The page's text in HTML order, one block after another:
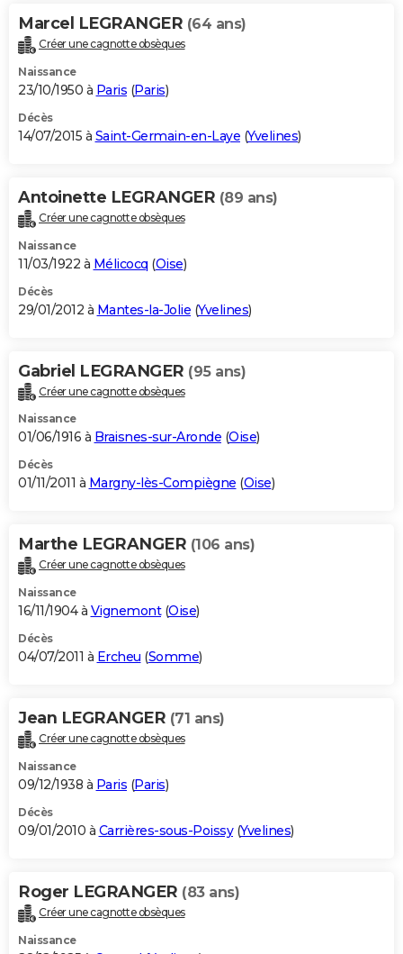
Marcel LEGRANGER (64 ans)
Créer une cagnotte obsèques
Naissance
23/10/1950 à Paris (Paris)
Décès
14/07/2015 à Saint-Germain-en-Laye (Yvelines)
Antoinette LEGRANGER (89 ans)
Créer une cagnotte obsèques
Naissance
11/03/1922 à Mélicocq (Oise)
Décès
29/01/2012 à Mantes-la-Jolie (Yvelines)
Gabriel LEGRANGER (95 ans)
Créer une cagnotte obsèques
Naissance
01/06/1916 à Braisnes-sur-Aronde (Oise)
Décès
01/11/2011 à Margny-lès-Compiègne (Oise)
Marthe LEGRANGER (106 ans)
Créer une cagnotte obsèques
Naissance
16/11/1904 à Vignemont(Oise)
Décès
04/07/2011 à Ercheu (Somme)
Jean LEGRANGER (71 ans)
Créer une cagnotte obsèques
Naissance
09/12/1938 à Paris (Paris)
Décès
09/01/2010 à Carrières-sous-Poissy(Yvelines)
Roger LEGRANGER (83 ans)
Créer une cagnotte obsèques
Naissance